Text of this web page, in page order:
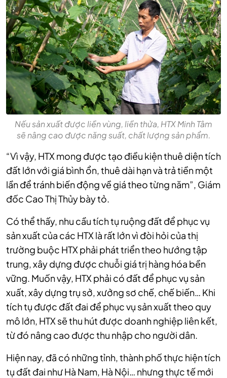
Nếu sản xuất được liền vùng, liền thửa, HTX Minh Tâm
sẽ nâng cao được năng suất, chất lượng sản phẩm.
“Vì vậy, HTX mong được tạo điều kiện thuê diện tích
đất lớn với giá bình ổn, thuê dài hạn và trả tiền một
lần để tránh biến động về giá theo từng năm”, Giám
đốc Cao Thị Thủy bày tỏ.
Có thể thấy, nhu cầu tích tụ ruộng đất để phục vụ
sản xuất của các HTX là rất lớn vì đòi hỏi của thị
trường buộc HTX phải phát triển theo hướng tập
trung, xây dựng được chuỗi giá trị hàng hóa bền
vững. Muốn vậy, HTX phải có đất để phục vụ sản
xuất, xây dựng trụ sở, xưởng sơ chế, chế biến… Khi
tích tụ được đất đai để phục vụ sản xuất theo quy
mô lớn, HTX sẽ thu hút được doanh nghiệp liên kết,
từ đó nâng cao được thu nhập cho người dân.
Hiện nay, đã có những tỉnh, thành phố thực hiện tích
tụ đất đai như Hà Nam, Hà Nội… nhưng thực tế mới